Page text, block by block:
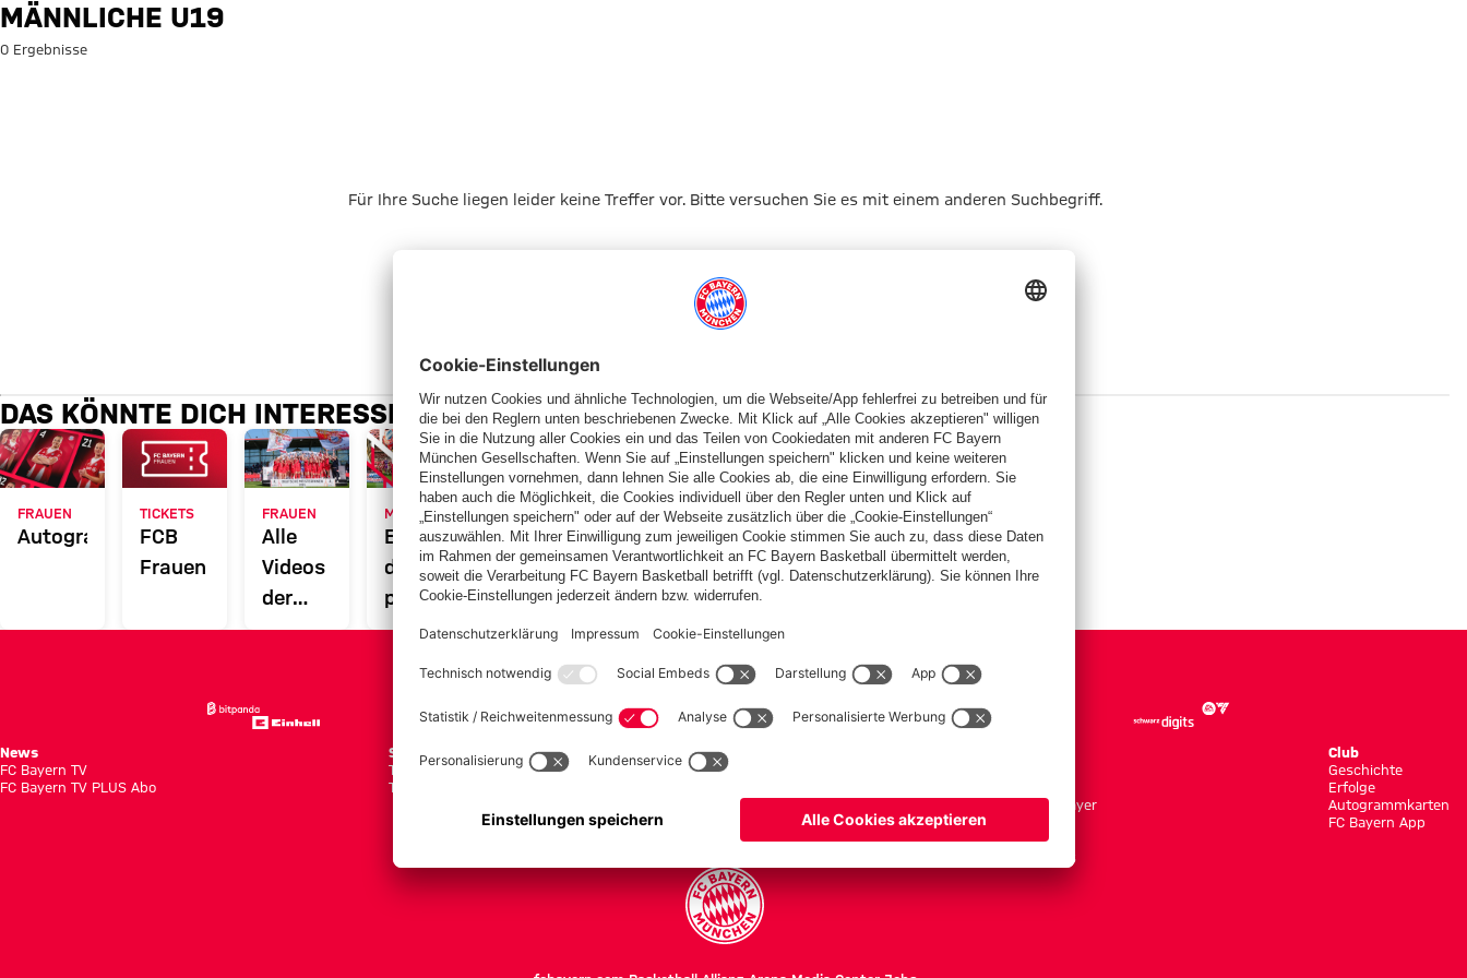
Suche: Männliche U19
MÄNNLICHE U19
0 Ergebnisse
Für Ihre Suche liegen leider keine Treffer vor. Bitte versuchen Sie es mit einem anderen Suchbegriff.
DAS KÖNNTE DICH INTERESSIEREN
FRAUEN
Autogrammkarten
TICKETS
FCB
Frauen
FRAUEN
Alle
Videos
der
Frauenteams
MYFCBAYERN
Entdecke
deinen
persönlichen
Fanbereich
PARTNER
News
FC Bayern TV
FC Bayern TV PLUS Abo
Spiele
Tabellen
Tickets
Teams
Frauen
Herren Teams
Shop by Player
Sale
Accessoires
Club
Geschichte
Erfolge
Autogrammkarten
FC Bayern App